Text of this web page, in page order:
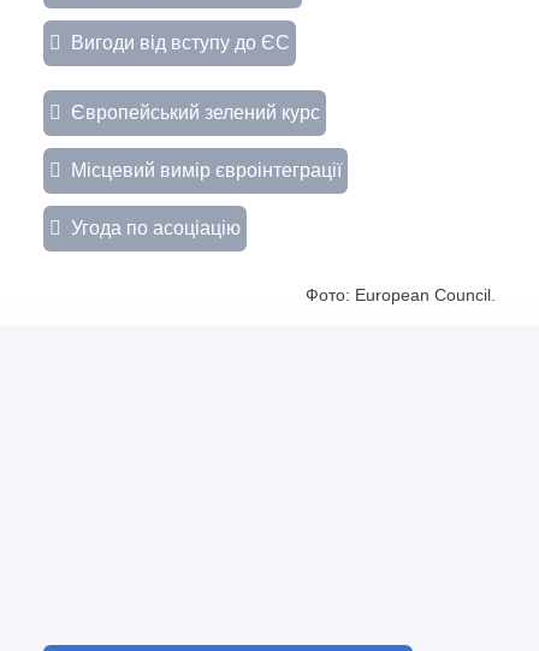
Вигоди від вступу до ЄС
Європейський зелений курс
Місцевий вимір євроінтеграції
Угода по асоціацію
Фото: European Council.